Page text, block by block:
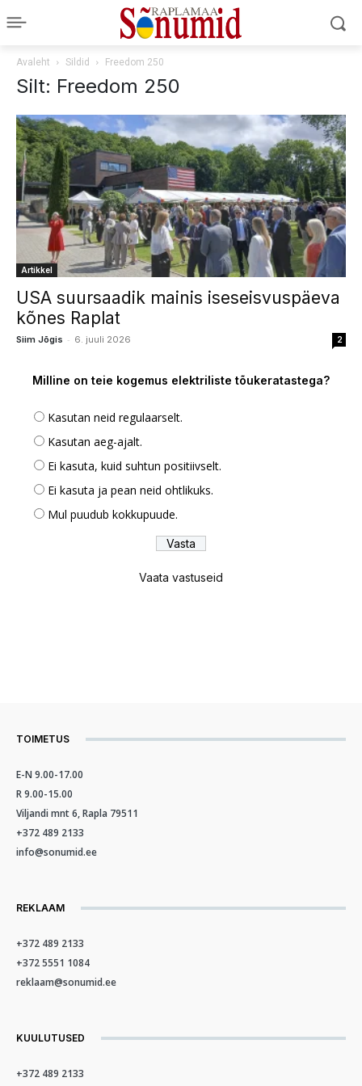
Avaleht Sildid Freedom 250
Silt: Freedom 250
Artikkel
USA suursaadik mainis iseseisvuspäeva
kõnes Raplat
Siim Jõgis - 6. juuli 2026 2
Milline on teie kogemus elektriliste tõukeratastega?
Kasutan neid regulaarselt.
Kasutan aeg-ajalt.
Ei kasuta, kuid suhtun positiivselt.
Ei kasuta ja pean neid ohtlikuks.
Mul puudub kokkupuude.
Vaata vastuseid
TOIMETUS
E-N 9.00-17.00
R 9.00-15.00
Viljandi mnt 6, Rapla 79511
+372 489 2133
info@sonumid.ee
REKLAAM
+372 489 2133
+372 5551 1084
reklaam@sonumid.ee
KUULUTUSED
+372 489 2133